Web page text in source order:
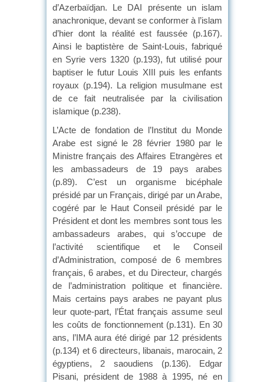
d’Azerbaïdjan. Le DAI présente un islam
anachronique, devant se conformer à l’islam
d’hier dont la réalité est faussée (p.167).
Ainsi le baptistère de Saint-Louis, fabriqué
en Syrie vers 1320 (p.193), fut utilisé pour
baptiser le futur Louis XIII puis les enfants
royaux (p.194). La religion musulmane est
de ce fait neutralisée par la civilisation
islamique (p.238).
L’Acte de fondation de l’Institut du Monde
Arabe est signé le 28 février 1980 par le
Ministre français des Affaires Etrangères et
les ambassadeurs de 19 pays arabes
(p.89). C’est un organisme bicéphale
présidé par un Français, dirigé par un Arabe,
cogéré par le Haut Conseil présidé par le
Président et dont les membres sont tous les
ambassadeurs arabes, qui s’occupe de
l’activité scientifique et le Conseil
d’Administration, composé de 6 membres
français, 6 arabes, et du Directeur, chargés
de l’administration politique et financière.
Mais certains pays arabes ne payant plus
leur quote-part, l’État français assume seul
les coûts de fonctionnement (p.131). En 30
ans, l’IMA aura été dirigé par 12 présidents
(p.134) et 6 directeurs, libanais, marocain, 2
égyptiens, 2 saoudiens (p.136). Edgar
Pisani, président de 1988 à 1995, né en